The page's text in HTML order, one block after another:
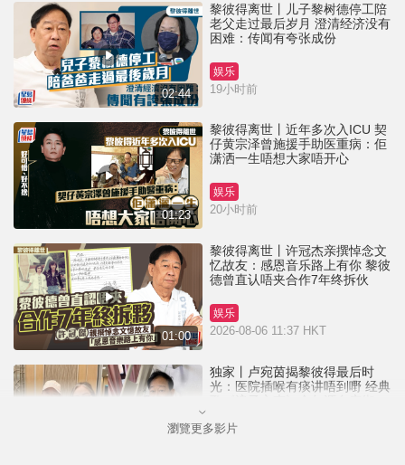
02:44
黎彼得离世丨儿子黎树德停工陪
老父走过最后岁月 澄清经济没有
困难：传闻有夸张成份
娱乐
19小时前
01:23
黎彼得离世丨近年多次入ICU 契
仔黄宗泽曾施援手助医重病：佢
潇洒一生唔想大家唔开心
娱乐
20小时前
01:00
黎彼得离世丨许冠杰亲撰悼念文
忆故友：感恩音乐路上有你 黎彼
德曾直认唔夹合作7年终拆伙
娱乐
2026-08-06 11:37 HKT
独家丨卢宛茵揭黎彼得最后时
光：医院插喉有痰讲唔到嘢 经典
娱乐
瀏覽更多影片